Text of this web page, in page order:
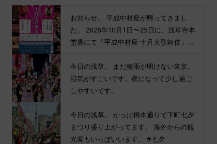
お知らせ。 平成中村座が帰ってきまし
た。 2026年10月1日〜25日に、浅草寺本
堂裏にて「平成中村座 十月大歌舞伎」...
今日の浅草。 まだ梅雨が明けない東京。
湿気がすごいです。夜になって少し過ご
しやすいです。
今日の浅草。 かっぱ橋本通りで下町七夕
まつり盛り上がってます。 海外からの観
光客もいっぱいいます。 #七夕